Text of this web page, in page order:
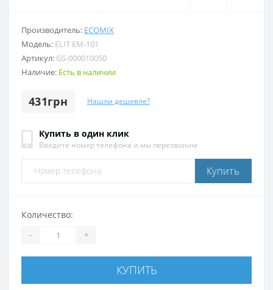
Производитель: ECOMIX
Модель: ELIT EM-101
Артикул: GS-000010050
Наличие: Есть в наличии
431грн Нашли дешевле?
Купить в один клик
Введите номер телефона и мы перезвоним
Купить
Количество:
- +
КУПИТЬ